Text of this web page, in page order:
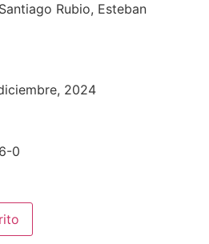
Santiago Rubio, Esteban
2024
0